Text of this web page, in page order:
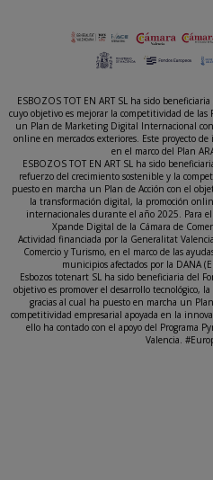
ESBOZOS TOT EN ART SL ha sido
cuyo objetivo es mejorar la competitividad de las
un Plan de Marketing Digital Internacional
online en mercados exteriores. Este proyecto
en el marco del Plan
ESBOZOS TOT EN ART SL ha sido
refuerzo del crecimiento sostenible y la
puesto en marcha un Plan de Acción con el
la transformación digital, la promoción
internacionales durante el año 2025. Para
Xpande Digital de la Cámara de
Actividad financiada por la Generalitat
Comercio y Turismo, en el marco de las
municipios afectados por la DANA
Esbozos totenart SL ha sido beneficiaria del
objetivo es promover el desarrollo tecnológico,
gracias al cual ha puesto en marcha un
competitividad empresarial apoyada en la
ello ha contado con el apoyo del Programa
Valencia.